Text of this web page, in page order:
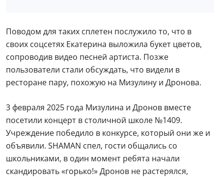
Поводом для таких сплетен послужило то, что в
своих соцсетях Екатерина выложила букет цветов,
сопроводив видео песней артиста. Позже
пользователи стали обсуждать, что видели в
ресторане пару, похожую на Мизулину и Дронова.
3 февраля 2025 года Мизулина и Дронов вместе
посетили концерт в столичной школе №1409.
Учреждение победило в конкурсе, который они же и
объявили. SHAMAN спел, гости общались со
школьниками, в один момент ребята начали
скандировать «горько!» Дронов не растерялся,